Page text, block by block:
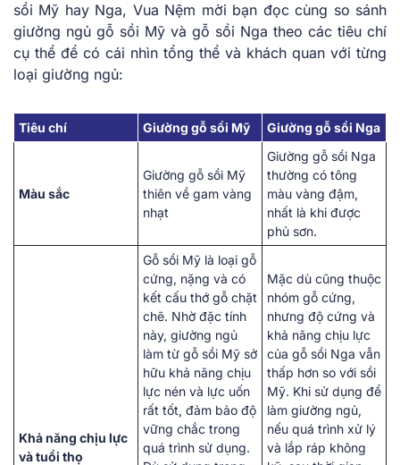
sồi Mỹ hay Nga, Vua Nệm mời bạn đọc cùng so sánh
giường ngủ gỗ sồi Mỹ và gỗ sồi Nga theo các tiêu chí
cụ thể để có cái nhìn tổng thể và khách quan với từng
loại giường ngủ:
Tiêu chí Giường gỗ sồi Mỹ Giường gỗ sồi Nga
Màu sắc
Giường gỗ sồi Mỹ
thiên về gam vàng
nhạt
Giường gỗ sồi Nga
thường có tông
màu vàng đậm,
nhất là khi được
phủ sơn.
Khả năng chịu lực
và tuổi thọ
Gỗ sồi Mỹ là loại gỗ
cứng, nặng và có
kết cấu thớ gỗ chặt
chẽ. Nhờ đặc tính
này, giường ngủ
làm từ gỗ sồi Mỹ sở
hữu khả năng chịu
lực nén và lực uốn
rất tốt, đảm bảo độ
vững chắc trong
quá trình sử dụng.
Mặc dù cũng thuộc
nhóm gỗ cứng,
nhưng độ cứng và
khả năng chịu lực
của gỗ sồi Nga vẫn
thấp hơn so với sồi
Mỹ. Khi sử dụng để
làm giường ngủ,
nếu quá trình xử lý
và lắp ráp không